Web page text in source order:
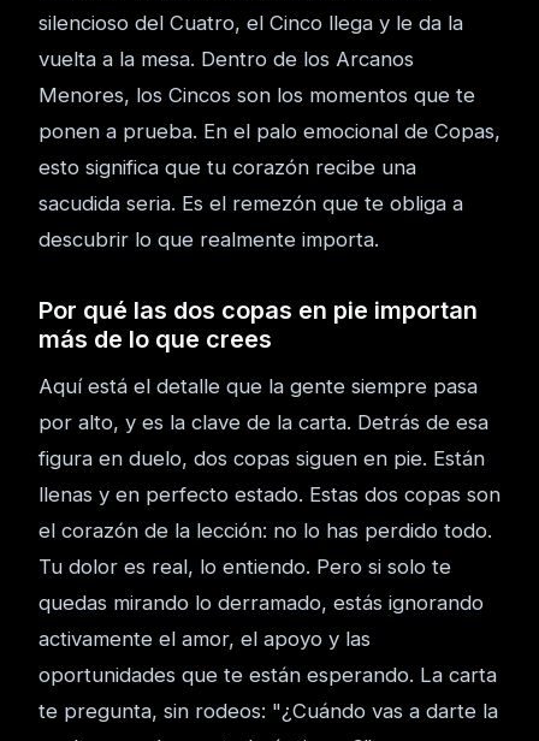
silencioso del Cuatro, el Cinco llega y le da la
vuelta a la mesa. Dentro de los Arcanos
Menores, los Cincos son los momentos que te
ponen a prueba. En el palo emocional de Copas,
esto significa que tu corazón recibe una
sacudida seria. Es el remezón que te obliga a
descubrir lo que realmente importa.
Por qué las dos copas en pie importan
más de lo que crees
Aquí está el detalle que la gente siempre pasa
por alto, y es la clave de la carta. Detrás de esa
figura en duelo, dos copas siguen en pie. Están
llenas y en perfecto estado. Estas dos copas son
el corazón de la lección: no lo has perdido todo.
Tu dolor es real, lo entiendo. Pero si solo te
quedas mirando lo derramado, estás ignorando
activamente el amor, el apoyo y las
oportunidades que te están esperando. La carta
te pregunta, sin rodeos: "¿Cuándo vas a darte la